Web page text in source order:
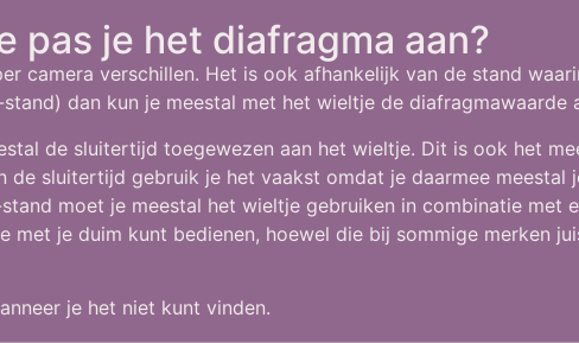
pas je het diafragma aan?
camera verschillen. Het is ook afhankelijk van de stand
dan kun je meestal met het wieltje de diafragmawaarde
de sluitertijd toegewezen aan het wieltje. Dit is ook het
sluitertijd gebruik je het vaakst omdat je daarmee meestal
moet je meestal het wieltje gebruiken in combinatie met
met je duim kunt bedienen, hoewel die bij sommige merken
je het niet kunt vinden.